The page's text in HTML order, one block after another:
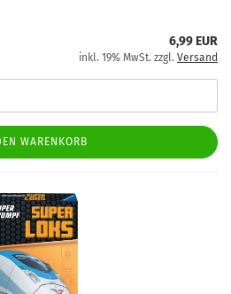
6,99 EUR
inkl. 19% MwSt. zzgl. Versand
WARENKORB